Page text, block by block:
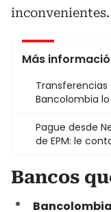
inconvenientes.
Más
Transferencias
Bancolombia
Pague desde
de EPM: le
Bancos
Bancolombia